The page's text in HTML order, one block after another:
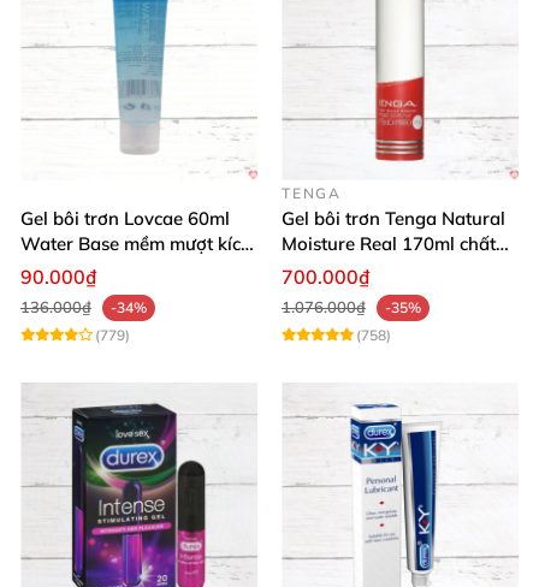
Gel bôi trơn Lovcae 60ml
Water Base mềm mượt kích
thích
90.000₫
136.000₫
-34%
(779)
TENGA
Gel bôi trơn Tenga Natural
Moisture Real 170ml chất
lượng cao mềm mượt an
700.000₫
1.076.000₫
-35%
(758)